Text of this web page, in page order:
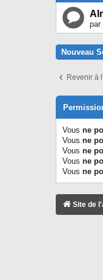
par
Nouveau
Revenir à
Vous ne
Vous ne
Vous ne
Vous ne
Vous ne
Site de